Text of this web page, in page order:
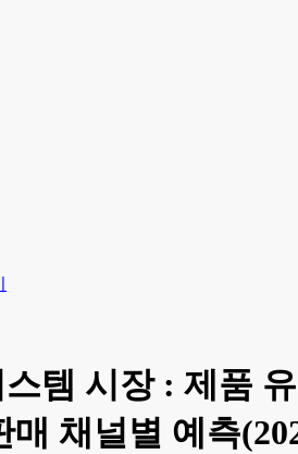
템 시장 : 제품
매 채널별 예측